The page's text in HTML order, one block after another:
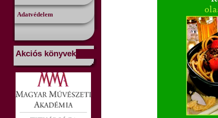
Adatvédelem
Akciós könyvek